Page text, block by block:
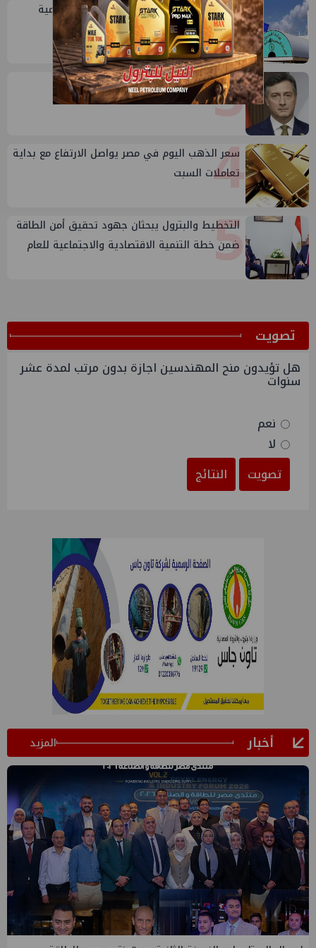
2
خلال أيام: انطلاق ماراثون الجمعيات العمومية
لشركات قطاع البترول
3
إيني تعين مديراً جديد لها في مصر
4
سعر الذهب اليوم في مصر يواصل الارتفاع مع بداية
تعاملات السبت
5
التخطيط والبترول يبحثان جهود تحقيق أمن الطاقة
ضمن خطة التنمية الاقتصادية والاجتماعية للعام
ﺗﺼﻮﻳﺖ
هل تؤيدون منح المهندسين اجازة بدون مرتب لمدة عشر
سنوات
نعم
لا
تصويت
النتائج
أخبار المزيد